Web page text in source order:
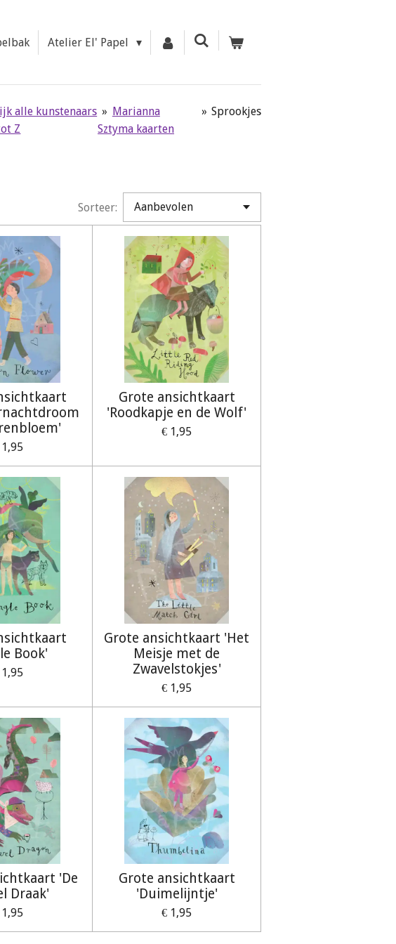
Atelier El' Papel
alle kunstenaars
Z
» Marianna
Sztyma kaarten
» Sprookjes
Sorteer:
1,95
Grote ansichtkaart
'Roodkapje en de Wolf'
€ 1,95
Book'
1,95
Grote ansichtkaart 'Het
Meisje met de
Zwavelstokjes'
€ 1,95
'De
Draak'
1,95
Grote ansichtkaart
'Duimelijntje'
€ 1,95